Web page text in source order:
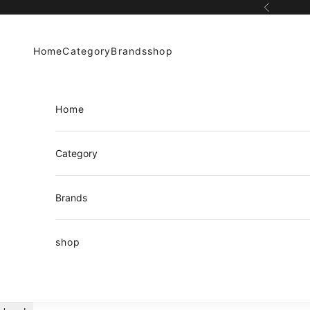
前へ
HomeCategoryBrandsshop
Home
Category
Brands
shop